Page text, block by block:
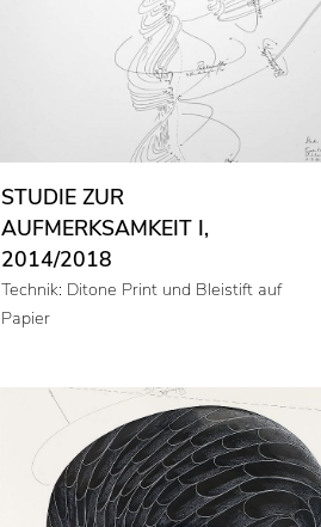
STUDIE ZUR
AUFMERKSAMKEIT I,
2014/2018
Technik: Ditone Print und Bleistift auf
Papier